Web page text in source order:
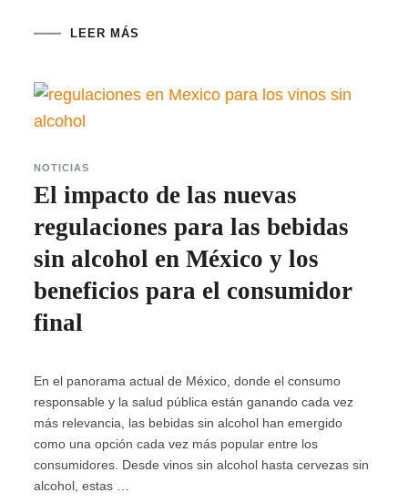
LEER MÁS
NOTICIAS
El impacto de las nuevas
regulaciones para las bebidas
sin alcohol en México y los
beneficios para el consumidor
final
En el panorama actual de México, donde el consumo
responsable y la salud pública están ganando cada vez
más relevancia, las bebidas sin alcohol han emergido
como una opción cada vez más popular entre los
consumidores. Desde vinos sin alcohol hasta cervezas sin
alcohol, estas …